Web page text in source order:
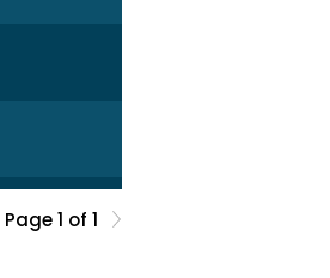
Page 1 of 1